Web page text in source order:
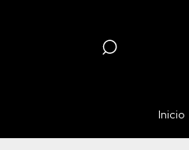
Inicio